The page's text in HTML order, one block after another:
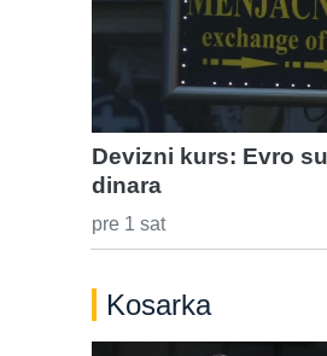
Devizni kurs: Evro
dinara
pre 1 sat
Kosarka